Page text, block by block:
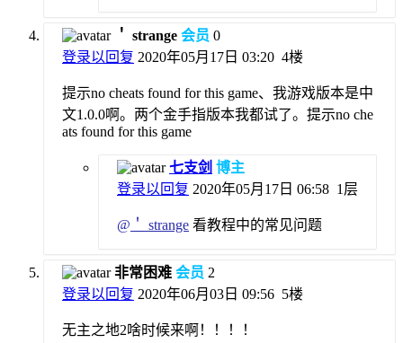
＇ strange 会员 0
登录以回复 2020年05月17日 03:20 4楼
提示no cheats found for this game、我游戏版本是中
文1.0.0啊。两个金手指版本我都试了。提示no che
ats found for this game
七支剑 博主
登录以回复 2020年05月17日 06:58 1层
@ ＇ strange 看教程中的常见问题
非常困难 会员 2
登录以回复 2020年06月03日 09:56 5楼
无主之地2啥时候来啊！！！！